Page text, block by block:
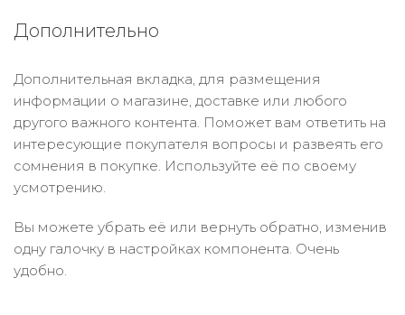
Дополнительно
Дополнительная вкладка, для размещения
информации о магазине, доставке или любого
другого важного контента. Поможет вам ответить на
интересующие покупателя вопросы и развеять его
сомнения в покупке. Используйте её по своему
усмотрению.
Вы можете убрать её или вернуть обратно, изменив
одну галочку в настройках компонента. Очень
удобно.